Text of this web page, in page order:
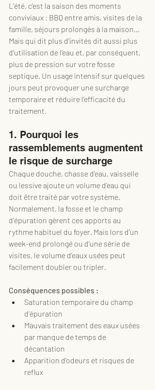
L’été, c’est la saison des moments
conviviaux : BBQ entre amis, visites de la
famille, séjours prolongés à la maison…
Mais qui dit plus d’invités dit aussi plus
d’utilisation de l’eau et, par conséquent,
plus de pression sur votre fosse
septique. Un usage intensif sur quelques
jours peut provoquer une surcharge
temporaire et réduire l’efficacité du
traitement.
1. Pourquoi les
rassemblements augmentent
le risque de surcharge
Chaque douche, chasse d’eau, vaisselle
ou lessive ajoute un volume d’eau qui
doit être traité par votre système.
Normalement, la fosse et le champ
d’épuration gèrent ces apports au
rythme habituel du foyer. Mais lors d’un
week-end prolongé ou d’une série de
visites, le volume d’eaux usées peut
facilement doubler ou tripler.
Conséquences possibles :
Saturation temporaire du champ
d’épuration
Mauvais traitement des eaux usées
par manque de temps de
décantation
Apparition d’odeurs et risques de
reflux